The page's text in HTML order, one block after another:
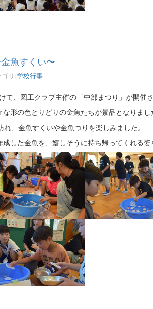
魚すくい〜
リ:学校行事
、図工クラブ主催の「中部まつり」が開催さ
形の色とりどりの金魚たちが景品となりまし
、金魚すくいや金魚つりを楽しみました。
した金魚を、嬉しそうに持ち帰ってくれる姿